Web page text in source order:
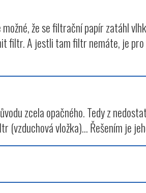
že se filtrační papír zatáhl
filtr. A jestli tam filtr nemáte, je pro
zcela opačného. Tedy z
vložka)... Řešením je